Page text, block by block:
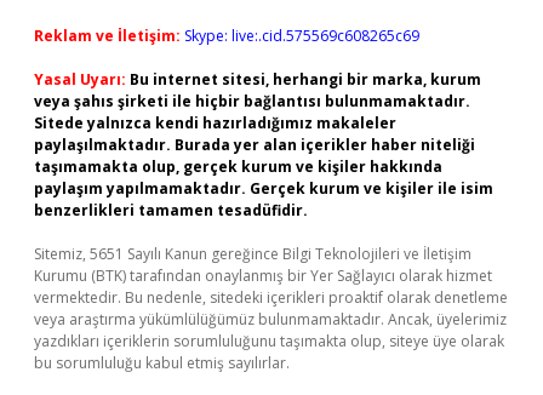
Reklam ve İletişim: Skype: live:.cid.575569c608265c69
Yasal Uyarı: Bu internet sitesi, herhangi bir marka, kurum
veya şahıs şirketi ile hiçbir bağlantısı bulunmamaktadır.
Sitede yalnızca kendi hazırladığımız makaleler
paylaşılmaktadır. Burada yer alan içerikler haber niteliği
taşımamakta olup, gerçek kurum ve kişiler hakkında
paylaşım yapılmamaktadır. Gerçek kurum ve kişiler ile isim
benzerlikleri tamamen tesadüfidir.
Sitemiz, 5651 Sayılı Kanun gereğince Bilgi Teknolojileri ve İletişim
Kurumu (BTK) tarafından onaylanmış bir Yer Sağlayıcı olarak hizmet
vermektedir. Bu nedenle, sitedeki içerikleri proaktif olarak denetleme
veya araştırma yükümlülüğümüz bulunmamaktadır. Ancak, üyelerimiz
yazdıkları içeriklerin sorumluluğunu taşımakta olup, siteye üye olarak
bu sorumluluğu kabul etmiş sayılırlar.